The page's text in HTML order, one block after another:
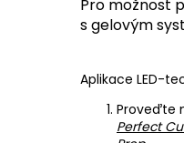
Pro možnost
s gelovým
Aplikace LED-
Proveďte
Perfect